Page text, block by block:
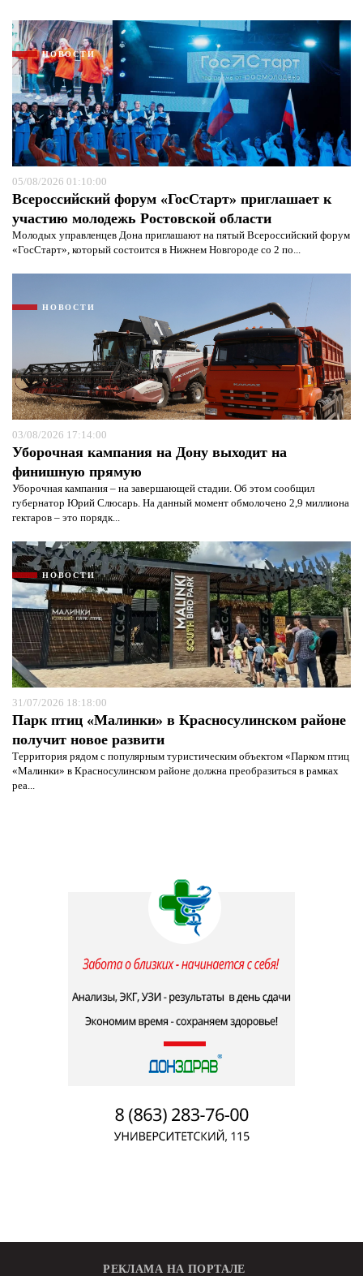
НОВОСТИ
05/08/2026 01:10:00
Всероссийский форум «ГосСтарт» приглашает к
участию молодежь Ростовской области
Молодых управленцев Дона приглашают на пятый Всероссийский форум
«ГосСтарт», который состоится в Нижнем Новгороде со 2 по...
НОВОСТИ
03/08/2026 17:14:00
Уборочная кампания на Дону выходит на
финишную прямую
Уборочная кампания – на завершающей стадии. Об этом сообщил
губернатор Юрий Слюсарь. На данный момент обмолочено 2,9 миллиона
гектаров – это порядк...
НОВОСТИ
31/07/2026 18:18:00
Парк птиц «Малинки» в Красносулинском районе
получит новое развити
Территория рядом с популярным туристическим объектом «Парком птиц
«Малинки» в Красносулинском районе должна преобразиться в рамках
реа...
Я согласен с политикой конфиденциальности и
защиты информации*
РЕКЛАМА НА ПОРТАЛЕ
Я согласен сполитикой конфиденциальности и